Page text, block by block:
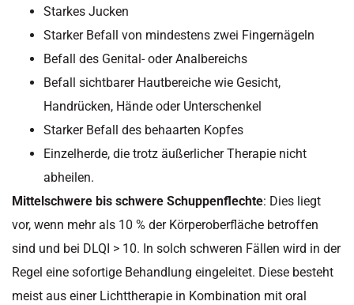
Starkes Jucken
Starker Befall von mindestens zwei Fingernägeln
Befall des Genital- oder Analbereichs
Befall sichtbarer Hautbereiche wie Gesicht,
Handrücken, Hände oder Unterschenkel
Starker Befall des behaarten Kopfes
Einzelherde, die trotz äußerlicher Therapie nicht
abheilen.
Mittelschwere bis schwere Schuppenflechte: Dies liegt
vor, wenn mehr als 10 % der Körperoberfläche betroffen
sind und bei DLQI > 10. In solch schweren Fällen wird in der
Regel eine sofortige Behandlung eingeleitet. Diese besteht
meist aus einer Lichttherapie in Kombination mit oral